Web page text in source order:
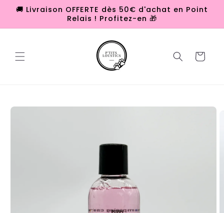
passer
contenu
🚚 Livraison OFFERTE dès 50€ d'achat en Point
Relais ! Profitez-en 🎁
Panier
informations